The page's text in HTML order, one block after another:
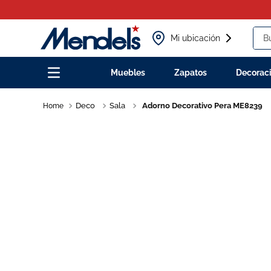
Mi ubicación
Muebles Zapatos
Deco Sala Adorno Decorativo Pera ME8239